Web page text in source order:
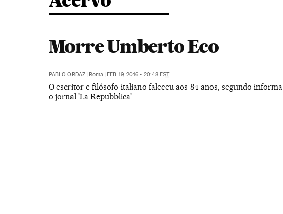
Morre Umberto Eco
PABLO ORDAZ | Roma | FEB 19, 2016 - 20:48 EST
O escritor e filósofo italiano faleceu aos 84 anos, segundo informa
o jornal 'La Repubblica'